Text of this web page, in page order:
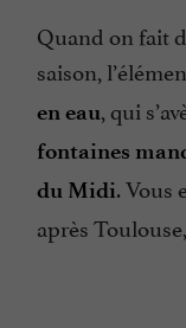
Quand on fait
saison,
en eau , qui
fontaines
du Midi. Vous
après